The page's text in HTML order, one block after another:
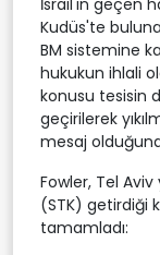
Kudüs'te
BM sistemine
hukukun ihlali
konusu tesisin
geçirilerek
mesaj
Fowler, Tel
(STK) getirdiği
tamamladı: